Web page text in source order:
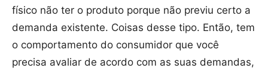
físico não ter o produto porque não previu certo a
demanda existente. Coisas desse tipo. Então, tem
o comportamento do consumidor que você
precisa avaliar de acordo com as suas demandas,